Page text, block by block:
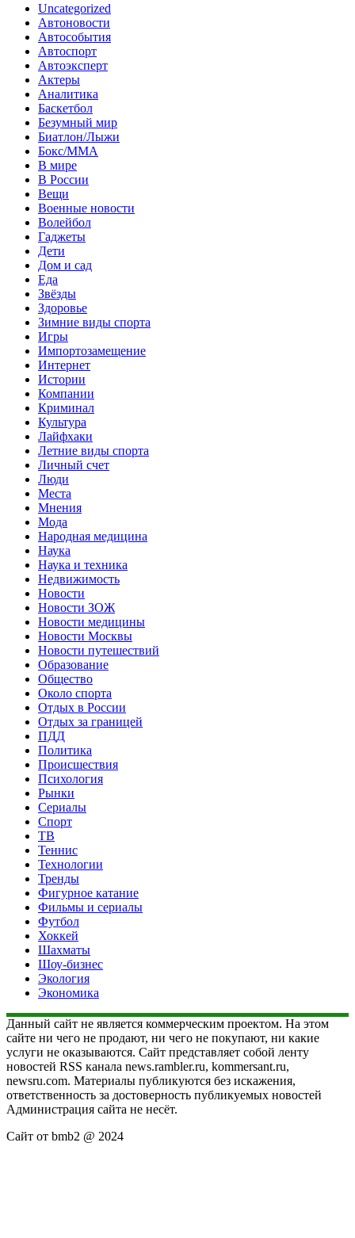
Uncategorized
Автоновости
Автособытия
Автоспорт
Автоэксперт
Актеры
Аналитика
Баскетбол
Безумный мир
Биатлон/Лыжи
Бокс/MMA
В мире
В России
Вещи
Военные новости
Волейбол
Гаджеты
Дети
Дом и сад
Еда
Звёзды
Здоровье
Зимние виды спорта
Игры
Импортозамещение
Интернет
Истории
Компании
Криминал
Культура
Лайфхаки
Летние виды спорта
Личный счет
Люди
Места
Мнения
Мода
Народная медицина
Наука
Наука и техника
Недвижимость
Новости
Новости ЗОЖ
Новости медицины
Новости Москвы
Новости путешествий
Образование
Общество
Около спорта
Отдых в России
Отдых за границей
ПДД
Политика
Происшествия
Психология
Рынки
Сериалы
Спорт
ТВ
Теннис
Технологии
Тренды
Фигурное катание
Фильмы и сериалы
Футбол
Хоккей
Шахматы
Шоу-бизнес
Экология
Экономика
Данный сайт не является коммерческим проектом. На этом
сайте ни чего не продают, ни чего не покупают, ни какие
услуги не оказываются. Сайт представляет собой ленту
новостей RSS канала news.rambler.ru, kommersant.ru,
newsru.com. Материалы публикуются без искажения,
ответственность за достоверность публикуемых новостей
Администрация сайта не несёт.
Сайт от bmb2 @ 2024